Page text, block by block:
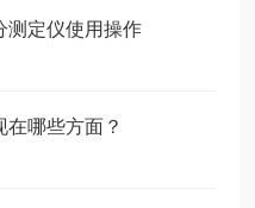
测定仪使用操作
哪些方面？